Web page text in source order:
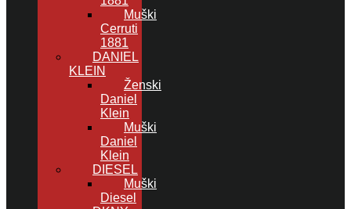
Muški
Cerruti
1881
DANIEL
KLEIN
Ženski
Daniel
Klein
Muški
Daniel
Klein
DIESEL
Muški
Diesel